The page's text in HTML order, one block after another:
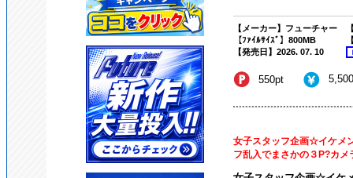
【メーカー】フューチャー
【ﾌｧｲﾙｻｲｽﾞ】800MB
【発売日】2026. 07. 10
550pt
女子スタッフ企画☆イケメ
フ乱入でまさかの３P?カメ